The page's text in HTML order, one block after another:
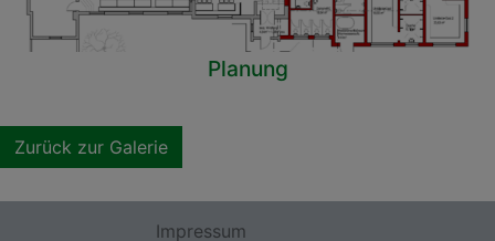
Planung
Zurück zur Galerie
Impressum